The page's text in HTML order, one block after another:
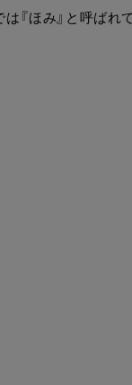
『ほみ』と呼ばれ